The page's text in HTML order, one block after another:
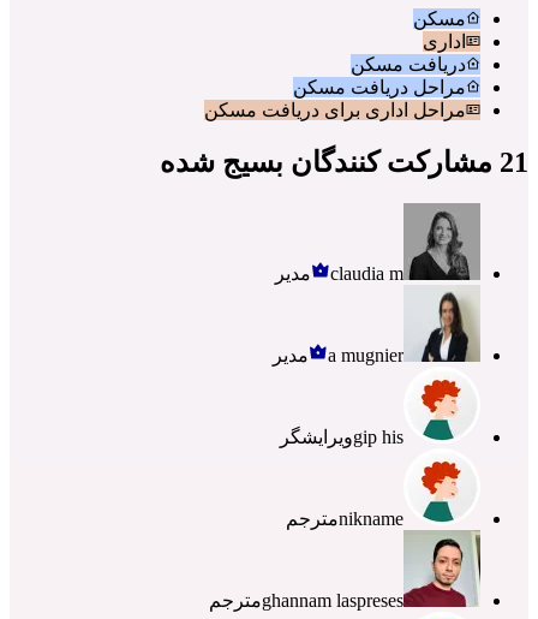
مسکن
اداری
دریافت مسکن
مراحل دریافت مسکن
مراحل اداری برای دریافت مسکن
21 مشارکت کنندگان بسیج شده
claudia m مدیر
a mugnier مدیر
gip hisویرایشگر
niknameمترجم
ghannam laspresesمترجم